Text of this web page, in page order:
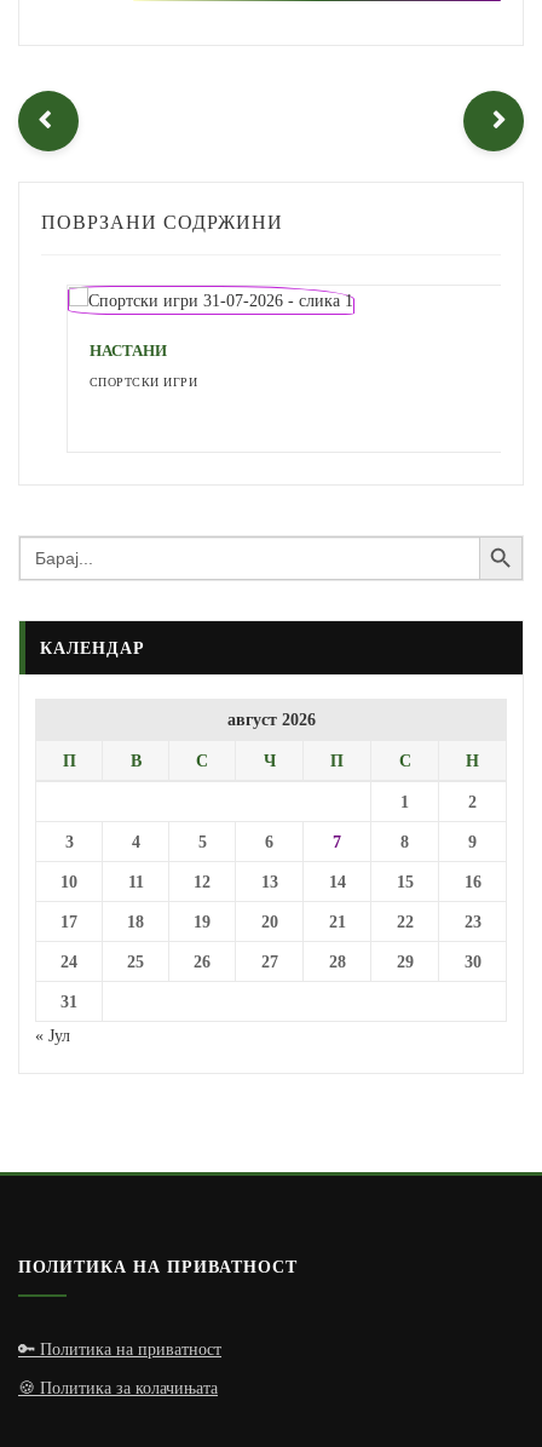
ПОВРЗАНИ СОДРЖИНИ
НАСТАНИ
СПОРТСКИ ИГРИ
Search
for:
Search Button
КАЛЕНДАР
август 2026
П В С Ч П С Н
1 2
3 4 5 6 7 8 9
10 11 12 13 14 15 16
17 18 19 20 21 22 23
24 25 26 27 28 29 30
31
« Јул
ПОЛИТИКА НА ПРИВАТНОСТ
🔑 Политика на приватност
🍪 Политика за колачињата